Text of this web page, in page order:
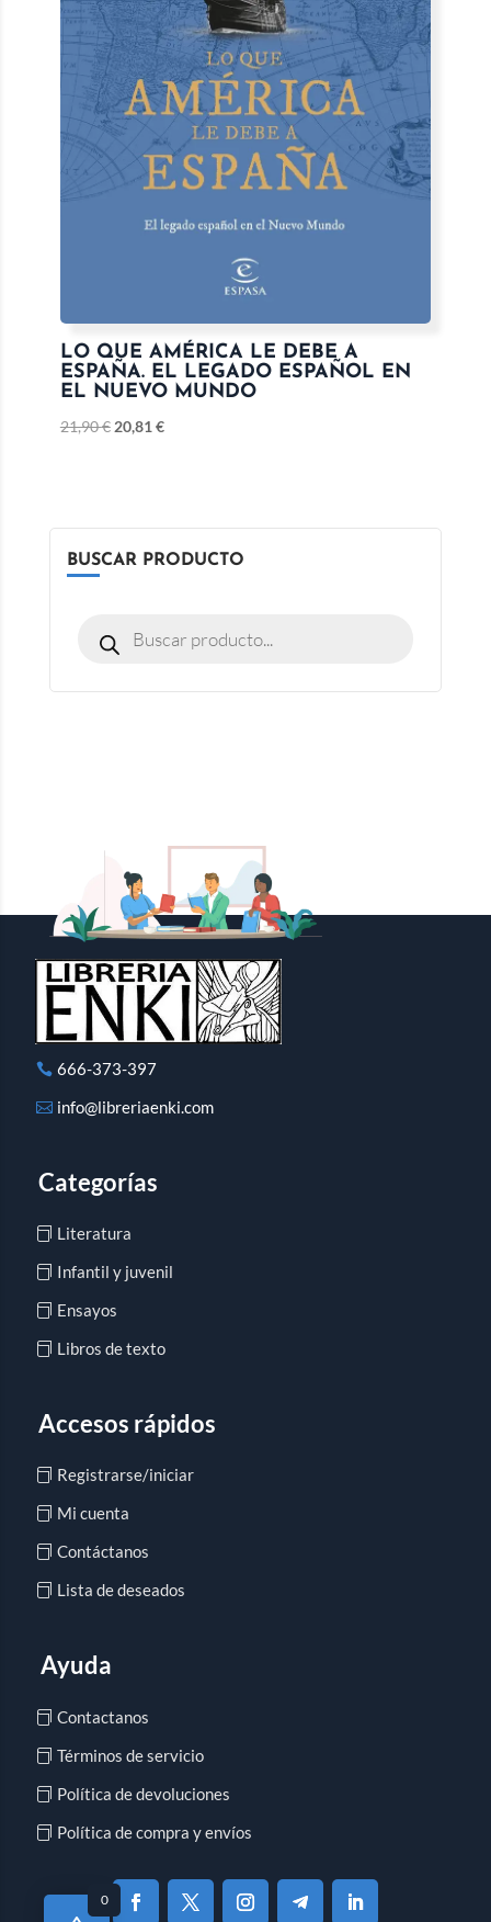
LO QUE AMÉRICA LE DEBE A
ESPAÑA. EL LEGADO ESPAÑOL EN
EL NUEVO MUNDO
21,90€ 20,81 €
BUSCAR PRODUCTO
666-373-397
info@libreriaenki.com
Categorías
Literatura
Infantil y juvenil
Ensayos
Libros de texto
Accesos rápidos
Registrarse/iniciar
Mi cuenta
Contáctanos
Lista de deseados
Ayuda
Contactanos
Términos de servicio
Política de devoluciones
Política de compra y envíos
0